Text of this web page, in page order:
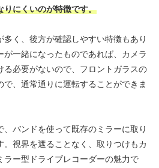
りにくいのが特徴です。
く、後方が確認しやすい特徴もあり
が一緒になったものであれば、カメラ
る必要がないので、フロントガラスの
、通常通りに運転することができま
バンドを使って既存のミラーに取り
視界を遮ることなく、取りつけもカ
ラー型ドライブレコーダーの魅力で